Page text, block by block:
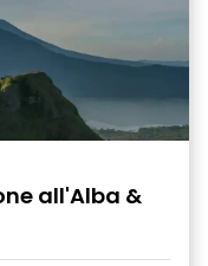
all'Alba &